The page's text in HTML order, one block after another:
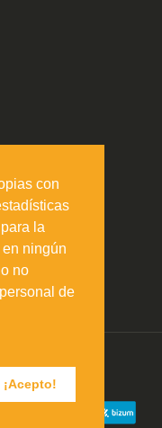
con
la
ningún
no
de
¡Acepto!